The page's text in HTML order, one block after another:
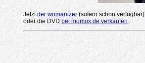
Jetztder womanizer (sofern schon verfügbar)
oder die DVD bei momox.de verkaufen